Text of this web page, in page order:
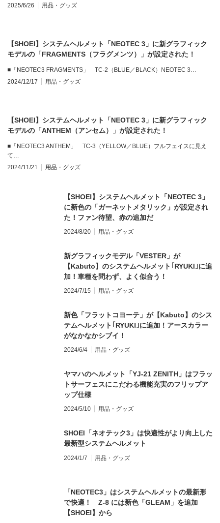
2025/6/26
用品・グッズ
【SHOEI】システムヘルメット「NEOTEC 3」に新グラフィック
モデルの「FRAGMENTS（フラグメンツ）」が設定された！
■「NEOTEC3 FRAGMENTS」 TC-2（BLUE／BLACK）NEOTEC 3…
2024/12/17
用品・グッズ
【SHOEI】システムヘルメット「NEOTEC 3」に新グラフィック
モデルの「ANTHEM（アンセム）」が設定された！
■「NEOTEC3 ANTHEM」 TC-3（YELLOW／BLUE）フルフェイスに見え
て…
2024/11/21
用品・グッズ
【SHOEI】システムヘルメット「NEOTEC 3」
に新色の「ガーネットメタリック」が設定され
た！ファン待望、赤の追加だ
2024/8/20 用品・グッズ
新グラフィックモデル「VESTER」が
【Kabuto】のシステムヘルメット｢RYUKI｣に追
加！車種を問わず、よく似合う！
2024/7/15 用品・グッズ
新色「フラットコヨーテ」が【Kabuto】のシス
テムヘルメット｢RYUKI｣に追加！アースカラー
がなかなかシブイ！
2024/6/4 用品・グッズ
ヤマハのヘルメット「YJ-21 ZENITH」はフラッ
トサーフェスにこだわる機能充実のフリップア
ップ仕様
2024/5/10 用品・グッズ
SHOEI「ネオテック3」は快適性がより向上した
最新型システムヘルメット
2024/1/7 用品・グッズ
「NEOTEC3」はシステムヘルメットの最新形
で快適！ Z-8 には新色「GLEAM」を追加
【SHOEI】から